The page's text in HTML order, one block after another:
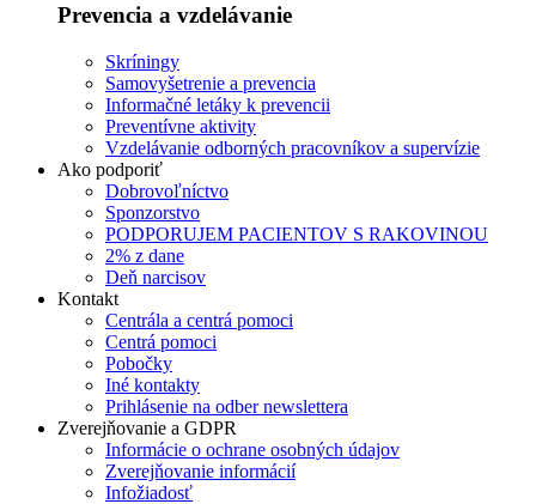
Prevencia a vzdelávanie
Skríningy
Samovyšetrenie a prevencia
Informačné letáky k prevencii
Preventívne aktivity
Vzdelávanie odborných pracovníkov a supervízie
Ako podporiť
Dobrovoľníctvo
Sponzorstvo
PODPORUJEM PACIENTOV S RAKOVINOU
2% z dane
Deň narcisov
Kontakt
Centrála a centrá pomoci
Centrá pomoci
Pobočky
Iné kontakty
Prihlásenie na odber newslettera
Zverejňovanie a GDPR
Informácie o ochrane osobných údajov
Zverejňovanie informácií
Infožiadosť